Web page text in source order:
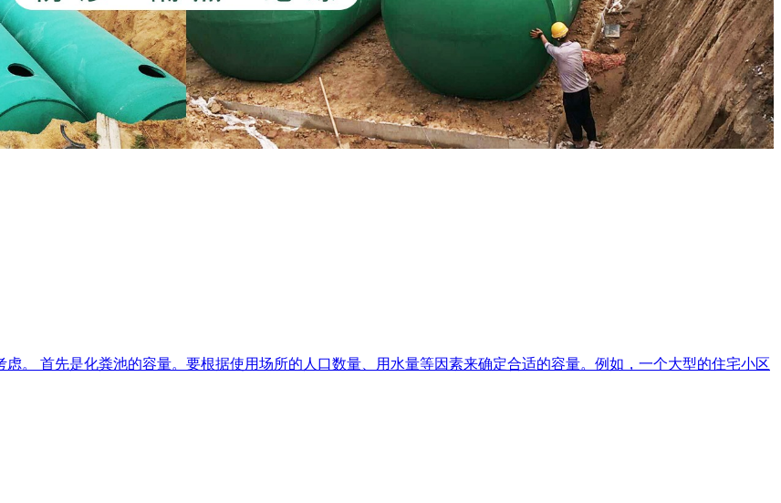
。 首先是化粪池的容量。要根据使用场所的人口数量、用水量等因素来确定合适的容量。例如，一个大型的住宅小区